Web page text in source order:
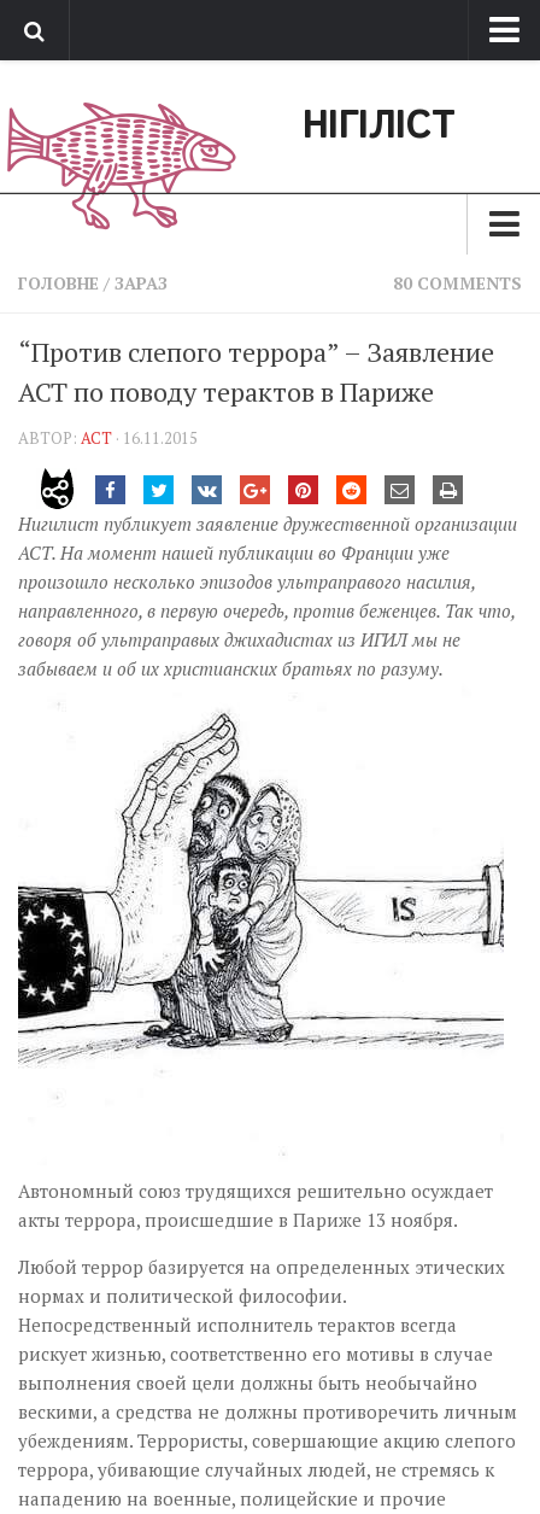
Обратная связь
Поддержать сайт
НІГІЛІСТ
Зараз
Позиція
Агітатор
Музика революції
Візуальне
Научпоп
Головне
Inter/antinational
ГОЛОВНЕ / ЗАРАЗ 80 COMMENTS
“Против слепого террора” – Заявление
АСТ по поводу терактов в Париже
АВТОР: АСТ · 16.11.2015
Нигилист публикует заявление дружественной организации
АСТ. На момент нашей публикации во Франции уже
произошло несколько эпизодов ультраправого насилия,
направленного, в первую очередь, против беженцев. Так что,
говоря об ультраправых джихадистах из ИГИЛ мы не
забываем и об их христианских братьях по разуму.
Автономный союз трудящихся решительно осуждает
акты террора, происшедшие в Париже 13 ноября.
Любой террор базируется на определенных этических
нормах и политической философии.
Непосредственный исполнитель терактов всегда
рискует жизнью, соответственно его мотивы в случае
выполнения своей цели должны быть необычайно
вескими, а средства не должны противоречить личным
убеждениям. Террористы, совершающие акцию слепого
террора, убивающие случайных людей, не стремясь к
нападению на военные, полицейские и прочие